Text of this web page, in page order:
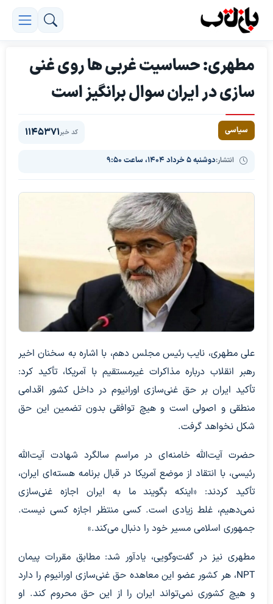
مطهری: حساسیت غربی ها روی غنی
سازی در ایران سوال برانگیز است
سیاسی
انتشار:دوشنبه ۵ خرداد ۱۴۰۴، ساعت ۹:۵۰
کد خبر1145371
علی مطهری، نایب رئیس مجلس دهم، با اشاره به سخنان اخیر
رهبر انقلاب درباره مذاکرات غیرمستقیم با آمریکا، تأکید کرد:
تأکید ایران بر حق غنی‌سازی اورانیوم در داخل کشور اقدامی
منطقی و اصولی است و هیچ توافقی بدون تضمین این حق
شکل نخواهد گرفت.
حضرت آیت‌الله خامنه‌ای در مراسم سالگرد شهادت آیت‌الله
رئیسی، با انتقاد از موضع آمریکا در قبال برنامه هسته‌ای ایران،
تأکید کردند: «اینکه بگویند ما به ایران اجازه غنی‌سازی
نمی‌دهیم، غلط زیادی است. کسی منتظر اجازه کسی نیست.
جمهوری اسلامی مسیر خود را دنبال می‌کند.»
مطهری نیز در گفت‌وگویی، یادآور شد: مطابق مقررات پیمان
NPT، هر کشور عضو این معاهده حق غنی‌سازی اورانیوم را دارد
و هیچ کشوری نمی‌تواند ایران را از این حق محروم کند. او